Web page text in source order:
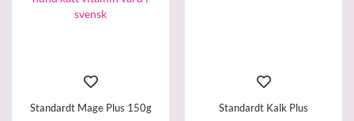
Standardt Mage Plus 150g Standardt Kalk Plus